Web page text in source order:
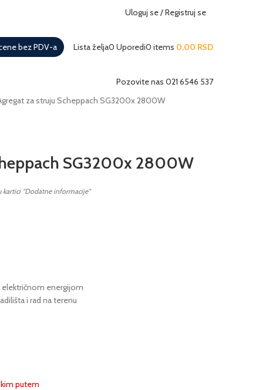
Uloguj se / Registruj se
bez PDV-a Lista želja0 Uporedi0 items 0,00 RSD
Pozovite nas 021 6546 537
za struju Scheppach SG3200x 2800W
SG3200x 2800W
kartici "Dodatne informacije"
električnom energijom
i rad na terenu
putem